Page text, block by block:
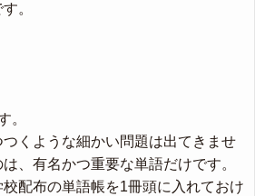
。
。
くような細かい問題は出てきませ
、有名かつ重要な単語だけです。
配布の単語帳を1冊頭に入れておけ